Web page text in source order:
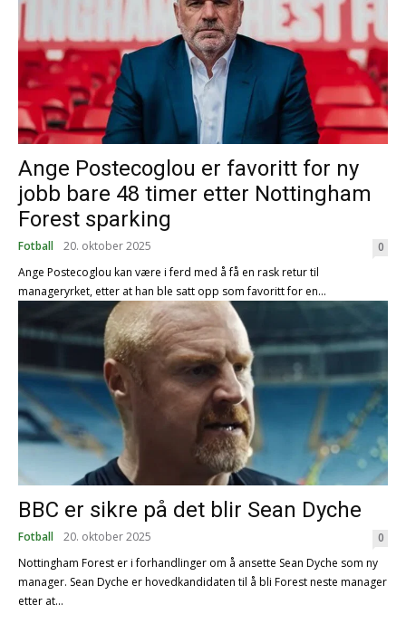
Ange Postecoglou er favoritt for ny
jobb bare 48 timer etter Nottingham
Forest sparking
Fotball 20. oktober 2025
0
Ange Postecoglou kan være i ferd med å få en rask retur til
manageryrket, etter at han ble satt opp som favoritt for en...
BBC er sikre på det blir Sean Dyche
Fotball 20. oktober 2025
0
Nottingham Forest er i forhandlinger om å ansette Sean Dyche som ny
manager. Sean Dyche er hovedkandidaten til å bli Forest neste manager
etter at...